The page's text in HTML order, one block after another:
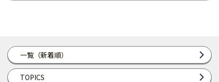
一覧（新着順）
TOPICS